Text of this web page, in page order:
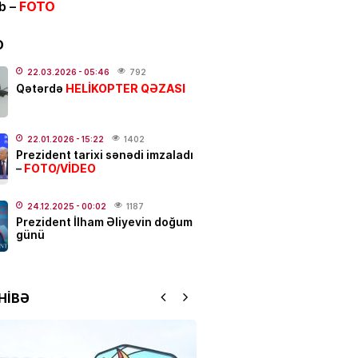
- 21:20
- 17:01
Xose vəfat edib? –
gün:
165
– FOTO
22.03.2026 - 05:46 792
Qətərdə HELİKOPTER QƏZASI
22.01.2026 - 15:22 1402
Prezident tarixi sənədi imzaladı
– FOTO/VİDEO
24.12.2025 - 00:02 1187
Prezident İlham Əliyevin doğum
günü